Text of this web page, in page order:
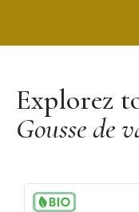
Explorez
Gousse de